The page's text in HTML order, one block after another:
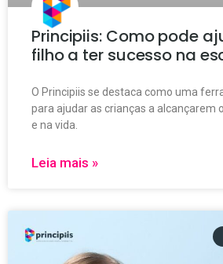
Principiis: Como pode
filho a ter sucesso na
O Principiis se destaca como uma
para ajudar as crianças a alcançarem
e na vida.
Leia mais »